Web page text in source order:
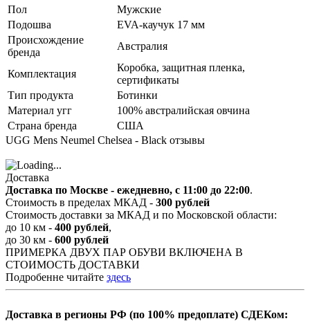
Пол
Мужские
Подошва
EVA-каучук 17 мм
Происхождение
бренда
Австралия
Комплектация
Коробка, защитная пленка,
сертификаты
Тип продукта
Ботинки
Материал угг
100% австралийская овчина
Страна бренда
США
UGG Mens Neumel Chelsea - Black отзывы
Доставка
Доставка по Москве - ежедневно, с 11:00 до 22:00.
Стоимость в пределах МКАД - 300 рублей
Стоимость доставки за МКАД и по Московской области:
до 10 км - 400 рублей,
до 30 км - 600 рублей
ПРИМЕРКА ДВУХ ПАР ОБУВИ ВКЛЮЧЕНА В
СТОИМОСТЬ ДОСТАВКИ
Подробенне читайте здесь
Доставка в регионы РФ (по 100% предоплате) СДЕКом: